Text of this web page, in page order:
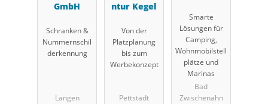
GmbH
Schranken &
Nummernschil
derkennung
Langen
ntur Kegel
Von der
Platzplanung
bis zum
Werbekonzept
Pettstadt
Smarte
Lösungen für
Camping,
Wohnmobilstell
plätze und
Marinas
Bad
Zwischenahn